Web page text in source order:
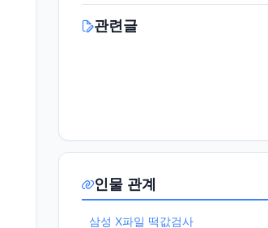
관련글
인물 관계
삼성 X파일 떡값검사